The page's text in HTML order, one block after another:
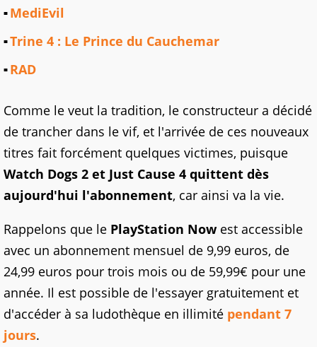
MediEvil
Trine 4 : Le Prince du Cauchemar
RAD
Comme le veut la tradition, le constructeur a décidé
de trancher dans le vif, et l'arrivée de ces nouveaux
titres fait forcément quelques victimes, puisque
Watch Dogs 2 et Just Cause 4 quittent dès
aujourd'hui l'abonnement, car ainsi va la vie.
Rappelons que le PlayStation Nowest accessible
avec un abonnement mensuel de 9,99 euros, de
24,99 euros pour trois mois ou de 59,99€ pour une
année. Il est possible de l'essayer gratuitement et
d'accéder à sa ludothèque en illimité pendant 7
jours.